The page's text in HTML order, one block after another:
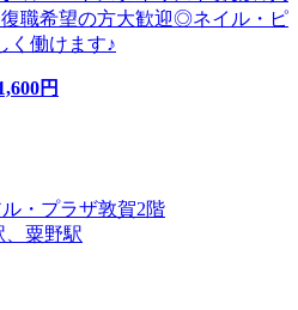
職希望の方大歓迎◎ネイル・ピ
く働けます♪
円
・プラザ敦賀2階
、粟野駅